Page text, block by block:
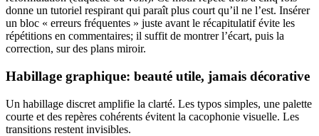
donne un tutoriel respirant qui paraît plus court qu’il ne l’est. Insérer
un bloc « erreurs fréquentes » juste avant le récapitulatif évite les
répétitions en commentaires; il suffit de montrer l’écart, puis la
correction, sur des plans miroir.
Habillage graphique: beauté utile, jamais décorative
Un habillage discret amplifie la clarté. Les typos simples, une palette
courte et des repères cohérents évitent la cacophonie visuelle. Les
transitions restent invisibles.